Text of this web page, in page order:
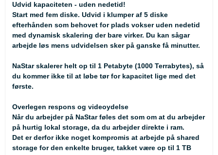
Udvid kapaciteten - uden nedetid!
Start med fem diske. Udvid i klumper af 5 diske
efterhånden som behovet for plads vokser uden nedetid
med dynamisk skalering der bare virker. Du kan sågar
arbejde løs mens udvidelsen sker på ganske få minutter.
NaStar skalerer helt op til 1 Petabyte (1000 Terrabytes), så
du kommer ikke til at løbe tør for kapacitet lige med det
første.
Overlegen respons og videoydelse
Når du arbejder på NaStar føles det som om at du arbejder
på hurtig lokal storage, da du arbejder direkte i ram.
Det er derfor ikke noget kompromis at arbejde på shared
storage for den enkelte bruger, takket være op til 1 TB